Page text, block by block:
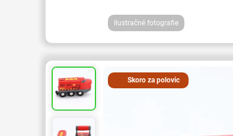
Ilustračné fotografie
Skoro za polovic